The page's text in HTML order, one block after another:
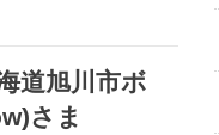
道旭川市ボ
さま